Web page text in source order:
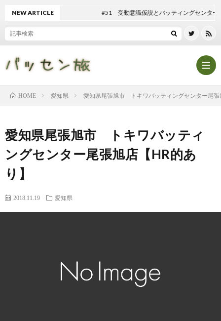
NEW ARTICLE #51 受動意識仮説とバッティングセンター
HOME 愛知県 愛知県尾張旭市 トキワバッティングセンター尾張
愛知県尾張旭市 トキワバッティ
ングセンター尾張旭店【HR的あ
り】
2018.11.19 愛知県